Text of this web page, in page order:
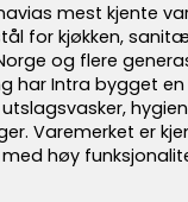
mest kjente
for kjøkken,
og flere
har Intra bygget
utslagsvasker,
Varemerket er
høy